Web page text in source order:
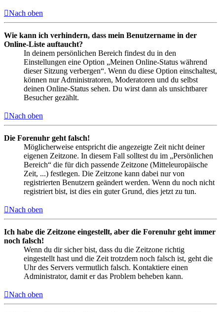
Nach oben
Wie kann ich verhindern, dass mein Benutzername in der
Online-Liste auftaucht?
In deinem persönlichen Bereich findest du in den
Einstellungen eine Option „Meinen Online-Status während
dieser Sitzung verbergen“. Wenn du diese Option einschaltest,
können nur Administratoren, Moderatoren und du selbst
deinen Online-Status sehen. Du wirst dann als unsichtbarer
Besucher gezählt.
Nach oben
Die Forenuhr geht falsch!
Möglicherweise entspricht die angezeigte Zeit nicht deiner
eigenen Zeitzone. In diesem Fall solltest du im „Persönlichen
Bereich“ die für dich passende Zeitzone (Mitteleuropäische
Zeit, ...) festlegen. Die Zeitzone kann dabei nur von
registrierten Benutzern geändert werden. Wenn du noch nicht
registriert bist, ist dies ein guter Grund, dies jetzt zu tun.
Nach oben
Ich habe die Zeitzone eingestellt, aber die Forenuhr geht immer
noch falsch!
Wenn du dir sicher bist, dass du die Zeitzone richtig
eingestellt hast und die Zeit trotzdem noch falsch ist, geht die
Uhr des Servers vermutlich falsch. Kontaktiere einen
Administrator, damit er das Problem beheben kann.
Nach oben